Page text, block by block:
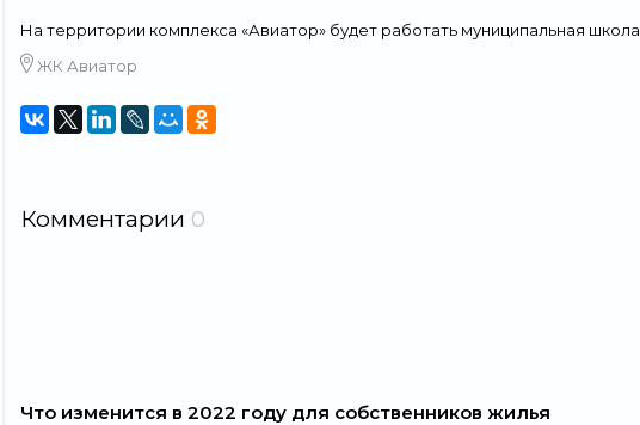
На территории комплекса «Авиатор» будет работать муниципальная школа
ЖК Авиатор
Комментарии 0
Что изменится в 2022 году для собственников жилья